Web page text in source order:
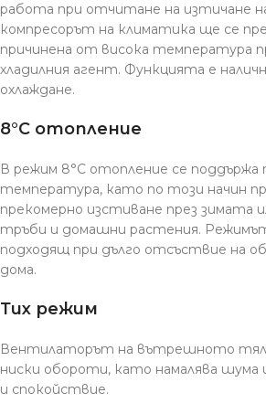
работа при отчитане на изтичане
компресорът на климатика ще се
причинена от висока температура
хладилния агент. Функцията е
охлаждане.
8°C отопление
В режим 8°C отопление се
температура, като по този начин
прекомерно изстиване през зимата
тръби и домашни растения.
подходящ при дълго отсъствие на
дома.
Тих режим
Вентилаторът на вътрешното
ниски обороти, като намалява шума
и спокойствие.